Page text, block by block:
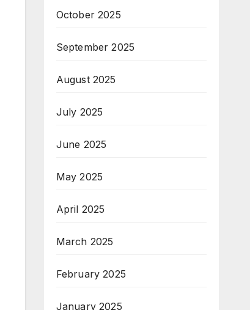
October 2025
September 2025
August 2025
July 2025
June 2025
May 2025
April 2025
March 2025
February 2025
January 2025